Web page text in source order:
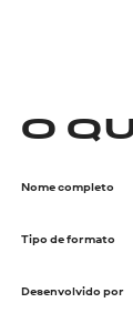
O
Nome completo
Tipo de formato
Desenvolvido por